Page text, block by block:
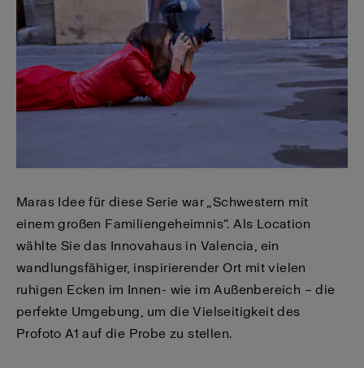
Maras Idee für diese Serie war „Schwestern mit
einem großen Familiengeheimnis“. Als Location
wählte Sie das Innovahaus in Valencia, ein
wandlungsfähiger, inspirierender Ort mit vielen
ruhigen Ecken im Innen- wie im Außenbereich – die
perfekte Umgebung, um die Vielseitigkeit des
Profoto A1 auf die Probe zu stellen.